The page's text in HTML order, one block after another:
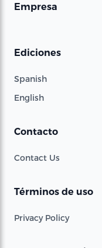
Empresa
Ediciones
Spanish
English
Contacto
Contact Us
Términos de uso
Privacy Policy